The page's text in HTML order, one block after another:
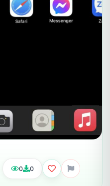
0 0